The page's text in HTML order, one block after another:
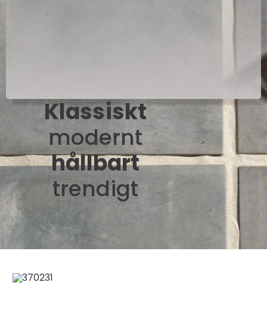
Klassiskt
modernt
hållbart
trendigt